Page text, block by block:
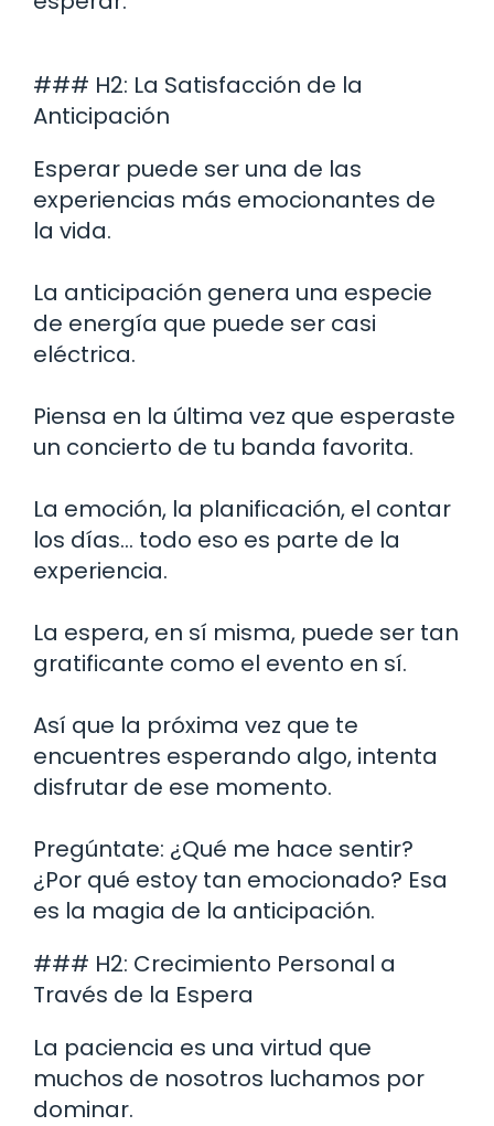
### H2: La Satisfacción de la
Anticipación
Esperar puede ser una de las
experiencias más emocionantes de
la vida.
La anticipación genera una especie
de energía que puede ser casi
eléctrica.
Piensa en la última vez que esperaste
un concierto de tu banda favorita.
La emoción, la planificación, el contar
los días… todo eso es parte de la
experiencia.
La espera, en sí misma, puede ser tan
gratificante como el evento en sí.
Así que la próxima vez que te
encuentres esperando algo, intenta
disfrutar de ese momento.
Pregúntate: ¿Qué me hace sentir?
¿Por qué estoy tan emocionado? Esa
es la magia de la anticipación.
### H2: Crecimiento Personal a
Través de la Espera
La paciencia es una virtud que
muchos de nosotros luchamos por
dominar.